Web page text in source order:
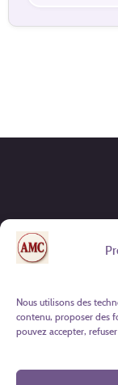
Nous utilisons des
contenu, proposer des
pouvez accepter,